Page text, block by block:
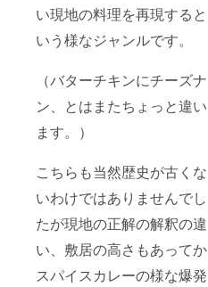
い現地の料理を再現すると
いう様なジャンルです。
（バターチキンにチーズナ
ン、とはまたちょっと違い
ます。）
こちらも当然歴史が古くな
いわけではありませんでし
たが現地の正解の解釈の違
い、敷居の高さもあってか
スパイスカレーの様な爆発